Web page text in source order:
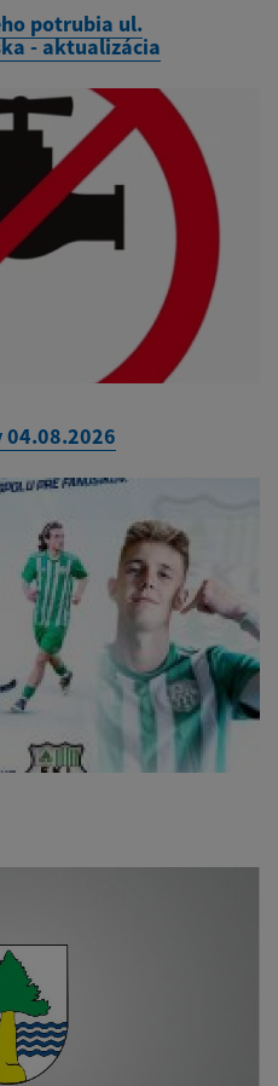
potrubia ul.
- aktualizácia
04.08.2026